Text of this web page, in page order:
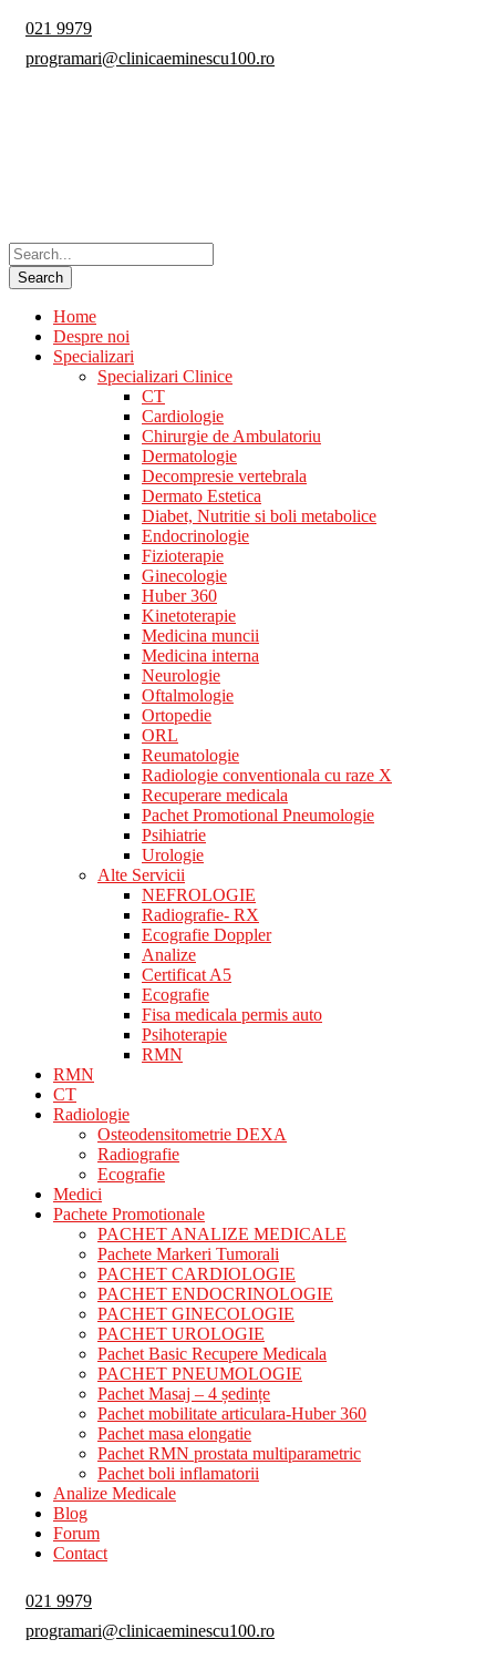
021 9979
programari@clinicaeminescu100.ro
Home
Despre noi
Specializari
Specializari Clinice
CT
Cardiologie
Chirurgie de Ambulatoriu
Dermatologie
Decompresie vertebrala
Dermato Estetica
Diabet, Nutritie si boli metabolice
Endocrinologie
Fizioterapie
Ginecologie
Huber 360
Kinetoterapie
Medicina muncii
Medicina interna
Neurologie
Oftalmologie
Ortopedie
ORL
Reumatologie
Radiologie conventionala cu raze X
Recuperare medicala
Pachet Promotional Pneumologie
Psihiatrie
Urologie
Alte Servicii
NEFROLOGIE
Radiografie- RX
Ecografie Doppler
Analize
Certificat A5
Ecografie
Fisa medicala permis auto
Psihoterapie
RMN
RMN
CT
Radiologie
Osteodensitometrie DEXA
Radiografie
Ecografie
Medici
Pachete Promotionale
PACHET ANALIZE MEDICALE
Pachete Markeri Tumorali
PACHET CARDIOLOGIE
PACHET ENDOCRINOLOGIE
PACHET GINECOLOGIE
PACHET UROLOGIE
Pachet Basic Recupere Medicala
PACHET PNEUMOLOGIE
Pachet Masaj – 4 ședințe
Pachet mobilitate articulara-Huber 360
Pachet masa elongatie
Pachet RMN prostata multiparametric
Pachet boli inflamatorii
Analize Medicale
Blog
Forum
Contact
021 9979
programari@clinicaeminescu100.ro